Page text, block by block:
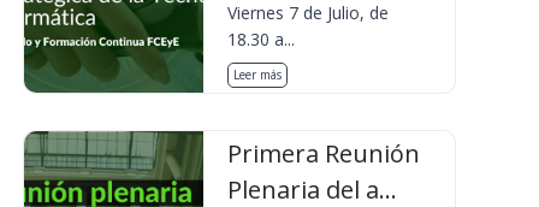
Viernes 7 de Julio, de
18.30 a...
Leer más
Primera Reunión
Plenaria del a...